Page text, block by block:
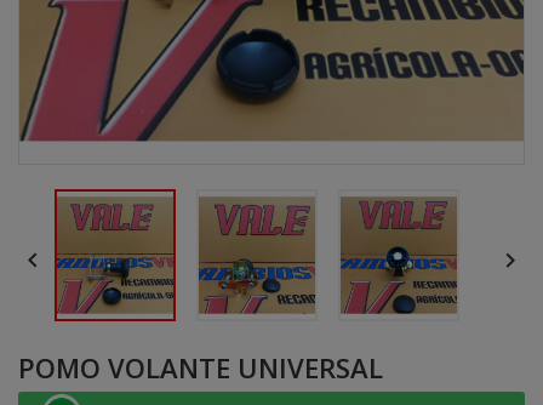
 
POMO VOLANTE UNIVERSAL